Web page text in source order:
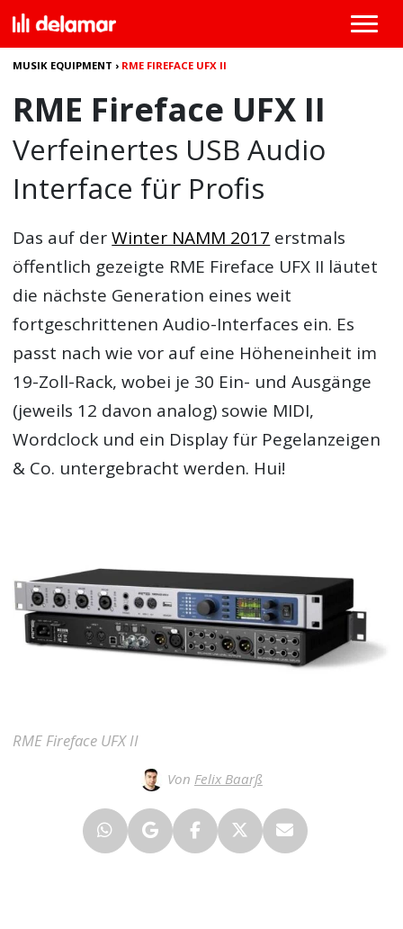
MUSIK EQUIPMENT › RME FIREFACE UFX II
RME Fireface UFX II
Verfeinertes USB Audio
Interface für Profis
Das auf derWinter NAMM 2017 erstmals
öffentlich gezeigte RME Fireface UFX II läutet
die nächste Generation eines weit
fortgeschrittenen Audio-Interfaces ein. Es
passt nach wie vor auf eine Höheneinheit im
19-Zoll-Rack, wobei je 30 Ein- und Ausgänge
(jeweils 12 davon analog) sowie MIDI,
Wordclock und ein Display für Pegelanzeigen
& Co. untergebracht werden. Hui!
RME Fireface UFX II
Von Felix Baarß